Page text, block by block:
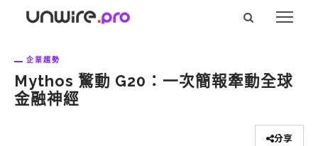
企業趨勢
Mythos 驚動 G20：一次簡報牽動全球
金融神經
分享